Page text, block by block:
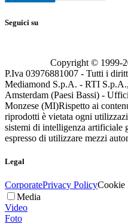
Seguici su
Copyright © 1999-
P.Iva 03976881007 - Tutti i
Mediamond S.p.A. - RTI
Amsterdam (Paesi Bassi) -
Monzese (MI)Rispetto ai
riprodotti è vietata ogni
sistemi di intelligenza artificiale
espresso di utilizzare mezzi
Legal
CorporatePrivacy PolicyCookie
Media
Video
Foto